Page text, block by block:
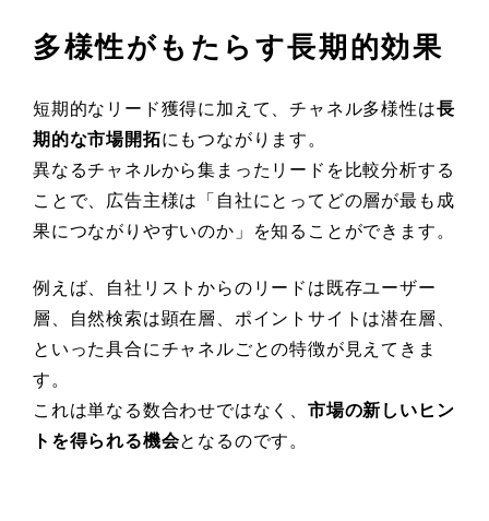
多様性がもたらす長期的効果
短期的なリード獲得に加えて、チャネル多様性は長
期的な市場開拓にもつながります。
異なるチャネルから集まったリードを比較分析する
ことで、広告主様は「自社にとってどの層が最も成
果につながりやすいのか」を知ることができます。
例えば、自社リストからのリードは既存ユーザー
層、自然検索は顕在層、ポイントサイトは潜在層、
といった具合にチャネルごとの特徴が見えてきま
す。
これは単なる数合わせではなく、 市場の新しいヒン
トを得られる機会となるのです。